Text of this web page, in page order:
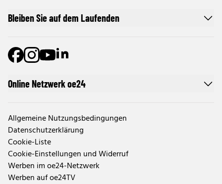
Online Netzwerk oe24
Allgemeine Nutzungsbedingungen
Datenschutzerklärung
Cookie-Liste
Cookie-Einstellungen und Widerruf
Werben im oe24-Netzwerk
Werben auf oe24TV
Bleiben Sie auf dem Laufenden